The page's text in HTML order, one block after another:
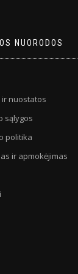
NUORODOS
ir nuostatos
sąlygos
politika
ir apmokėjimas